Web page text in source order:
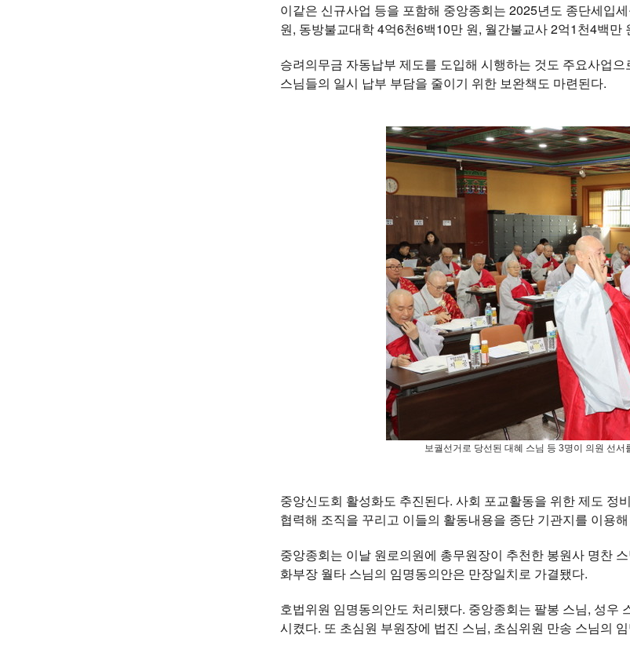
이같은 신규사업 등을 포함해 중앙종회는 2025년도 종단세입
원, 동방불교대학 4억6천6백10만 원, 월간불교사 2억1천4백
승려의무금 자동납부 제도를 도입해 시행하는 것도 주요사업
스님들의 일시 납부 부담을 줄이기 위한 보완책도 마련된다.
보궐선거로 당선된 대혜 스님 등 3명이 의원 선
중앙신도회 활성화도 추진된다. 사회 포교활동을 위한 제도
협력해 조직을 꾸리고 이들의 활동내용을 종단 기관지를 이용
중앙종회는 이날 원로의원에 총무원장이 추천한 봉원사 명찬
화부장 월타 스님의 임명동의안은 만장일치로 가결됐다.
호법위원 임명동의안도 처리됐다. 중앙종회는 팔봉 스님, 성
시켰다. 또 초심원 부원장에 법진 스님, 초심위원 만송 스님의